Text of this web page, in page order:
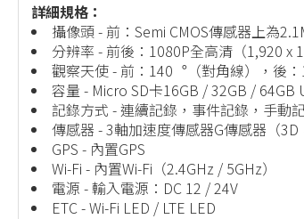
詳細規格：
攝像頭 - 前：Semi CMOS傳感器上為
分辨率 - 前後：1080P全高清（1,920 x
觀察天使 - 前：140︒（對角線），後：
容量 - Micro SD卡16GB / 32GB / 64GB
記錄方式 - 連續記錄，事件記錄，手動
傳感器 - 3軸加速度傳感器G傳感器（3D
GPS - 內置GPS
Wi-Fi - 內置Wi-Fi（2.4GHz / 5GHz）
電源 - 輸入電源：DC 12 / 24V
ETC - Wi-Fi LED / LTE LED